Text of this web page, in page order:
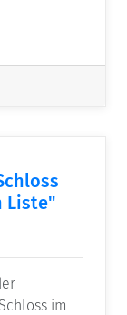
Liste"
im